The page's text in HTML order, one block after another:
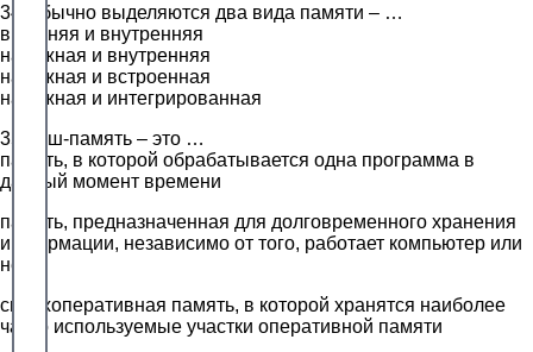
34.Обычно выделяются два вида памяти – …
внешняя и внутренняя
наружная и внутренняя
наружная и встроенная
наружная и интегрированная
35.Кеш-память – это …
память, в которой обрабатывается одна программа в
данный момент времени
память, предназначенная для долговременного хранения
информации, независимо от того, работает компьютер или
нет
сверхоперативная память, в которой хранятся наиболее
часто используемые участки оперативной памяти